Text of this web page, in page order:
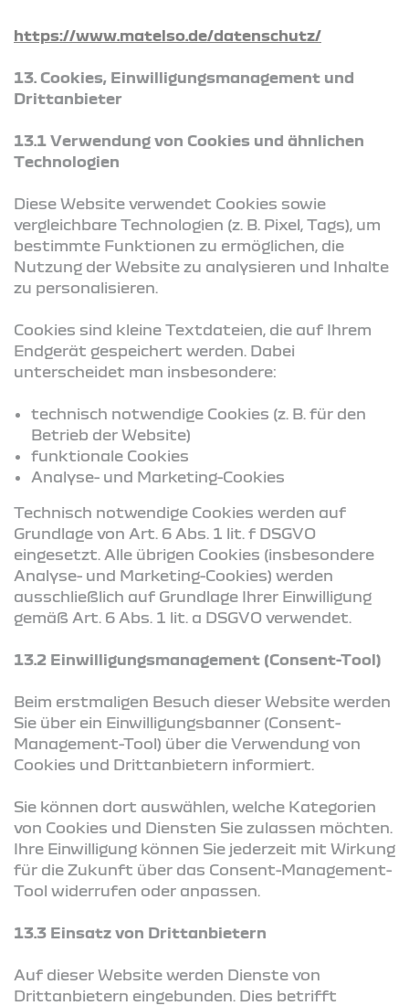
https://www.matelso.de/datenschutz/
13. Cookies, Einwilligungsmanagement und
Drittanbieter
13.1 Verwendung von Cookies und ähnlichen
Technologien
Diese Website verwendet Cookies sowie
vergleichbare Technologien (z. B. Pixel, Tags), um
bestimmte Funktionen zu ermöglichen, die
Nutzung der Website zu analysieren und Inhalte
zu personalisieren.
Cookies sind kleine Textdateien, die auf Ihrem
Endgerät gespeichert werden. Dabei
unterscheidet man insbesondere:
technisch notwendige Cookies (z. B. für den
Betrieb der Website)
funktionale Cookies
Analyse- und Marketing-Cookies
Technisch notwendige Cookies werden auf
Grundlage von Art. 6 Abs. 1 lit. f DSGVO
eingesetzt. Alle übrigen Cookies (insbesondere
Analyse- und Marketing-Cookies) werden
ausschließlich auf Grundlage Ihrer Einwilligung
gemäß Art. 6 Abs. 1 lit. a DSGVO verwendet.
13.2 Einwilligungsmanagement (Consent-Tool)
Beim erstmaligen Besuch dieser Website werden
Sie über ein Einwilligungsbanner (Consent-
Management-Tool) über die Verwendung von
Cookies und Drittanbietern informiert.
Sie können dort auswählen, welche Kategorien
von Cookies und Diensten Sie zulassen möchten.
Ihre Einwilligung können Sie jederzeit mit Wirkung
für die Zukunft über das Consent-Management-
Tool widerrufen oder anpassen.
13.3 Einsatz von Drittanbietern
Auf dieser Website werden Dienste von
Drittanbietern eingebunden. Dies betrifft